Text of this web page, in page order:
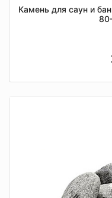
Камень для саун и